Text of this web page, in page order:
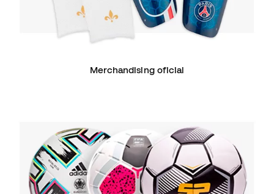
Merchandising oficial